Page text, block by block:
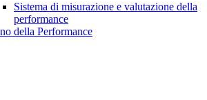
Sistema di misurazione e valutazione della
performance
della Performance